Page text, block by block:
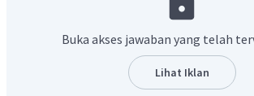
Dari kurva reaksi kesetimbangan di
bahwa selama reaksi berlangsung, [X]
Buka akses jawaban yang telah
Lihat Iklan